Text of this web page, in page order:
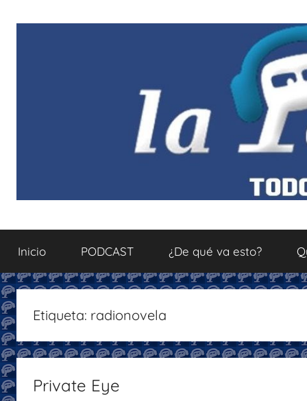
La
Podcastfera
sobre
el
del
con
recomendaciones
para
Inicio PODCAST ¿De qué va esto?
Etiqueta: radionovela
Private Eye